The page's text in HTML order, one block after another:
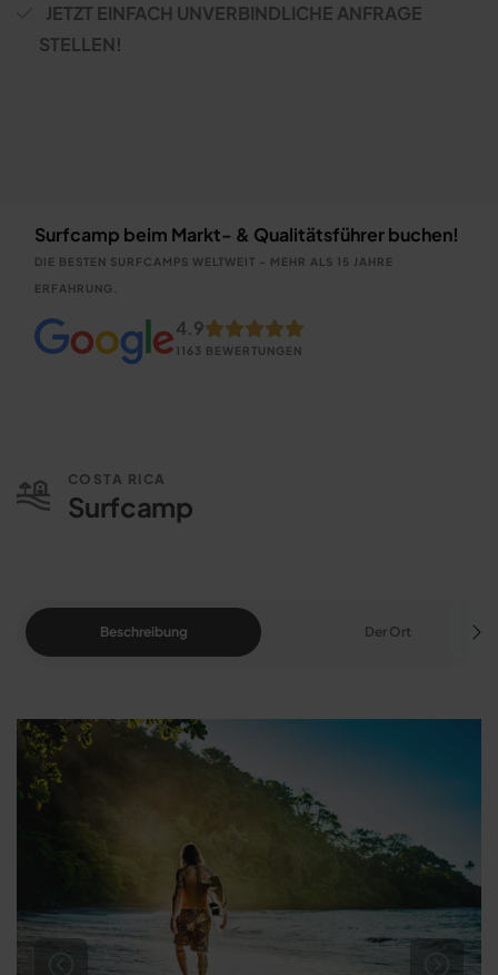
JETZT EINFACH UNVERBINDLICHE ANFRAGE
STELLEN!
Surfcamp beim Markt- & Qualitätsführer buchen!
DIE BESTEN SURFCAMPS WELTWEIT - MEHR ALS 15 JAHRE
ERFAHRUNG.
4.9
1163 BEWERTUNGEN
COSTA RICA
Surfcamp
Beschreibung Der Ort